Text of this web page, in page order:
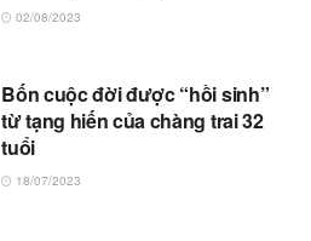
02/08/2023
Bốn cuộc đời được “hồi sinh”
từ tạng hiến của chàng trai 32
tuổi
18/07/2023